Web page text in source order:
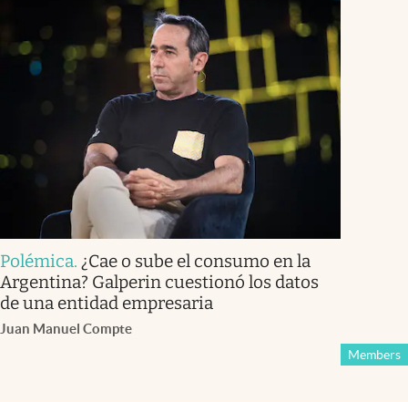
Polémica. ¿Cae o sube el consumo en la
Argentina? Galperin cuestionó los datos
de una entidad empresaria
Juan Manuel Compte
Members